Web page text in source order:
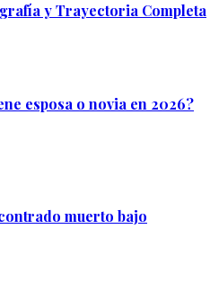
y Trayectoria Completa
esposa o novia en 2026?
muerto bajo